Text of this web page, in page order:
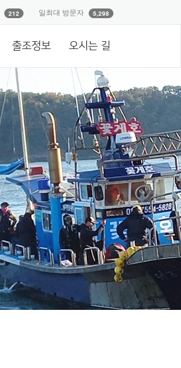
212 일최대 방문자 5,298
출조정보 오시는 길